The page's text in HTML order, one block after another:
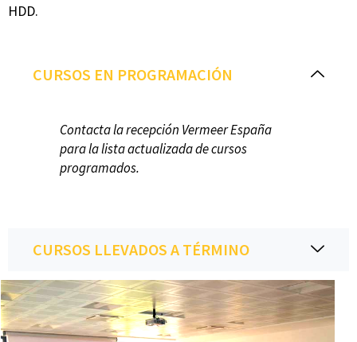
HDD.
CURSOS EN PROGRAMACIÓN
Contacta la recepción Vermeer España
para la lista actualizada de cursos
programados.
CURSOS LLEVADOS A TÉRMINO